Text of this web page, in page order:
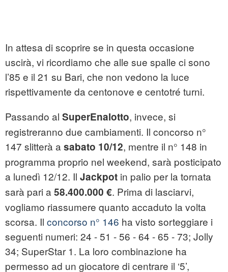
In attesa di scoprire se in questa occasione
uscirà, vi ricordiamo che alle sue spalle ci sono
l’85 e il 21 su Bari, che non vedono la luce
rispettivamente da centonove e centotré turni.
Passando al SuperEnalotto, invece, si
registreranno due cambiamenti. Il concorso n°
147 slitterà a sabato 10/12, mentre il n° 148 in
programma proprio nel weekend, sarà posticipato
a lunedì 12/12. Il Jackpot in palio per la tornata
sarà pari a 58.400.000 €. Prima di lasciarvi,
vogliamo riassumere quanto accaduto la volta
scorsa. Il concorso n° 146 ha visto sorteggiare i
seguenti numeri: 24 - 51 - 56 - 64 - 65 - 73; Jolly
34; SuperStar 1. La loro combinazione ha
permesso ad un giocatore di centrare il ‘5’,